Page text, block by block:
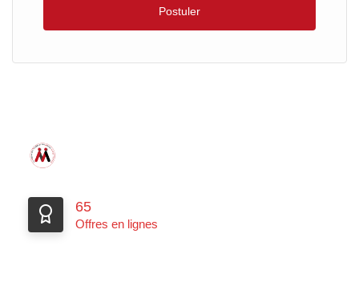
Postuler
65
Offres en lignes